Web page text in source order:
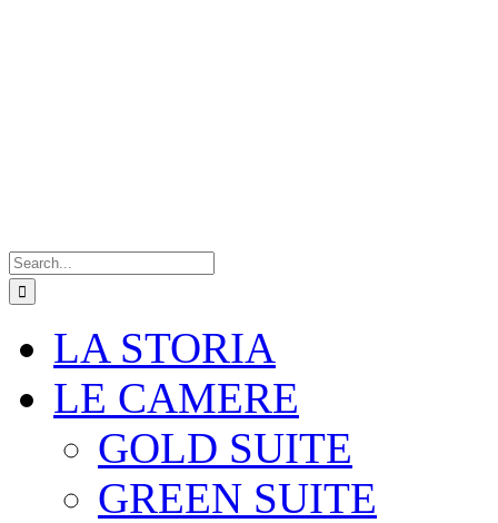
for:
LA STORIA
LE CAMERE
GOLD SUITE
GREEN SUITE